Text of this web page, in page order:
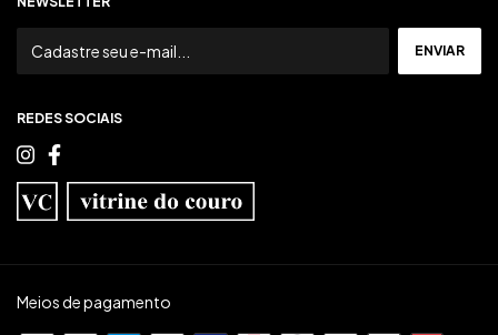
REDES SOCIAIS
Meios de pagamento